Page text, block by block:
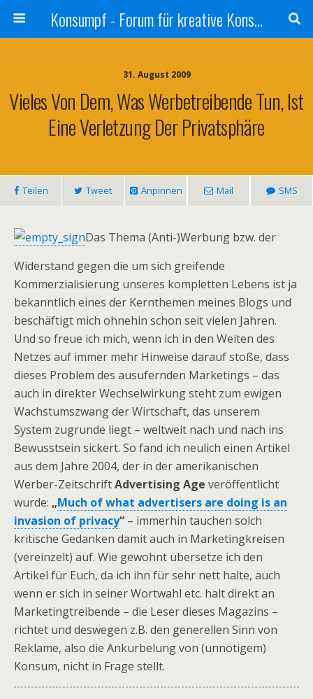
Konsumpf - Forum für kreative Konsumkritik - Culture Jamming, Nachhaltigkeit, Konzernkritik, Adbusting
31. August 2009
Vieles Von Dem, Was Werbetreibende Tun, Ist
Eine Verletzung Der Privatsphäre
Teilen Tweet Anpinnen Mail SMS
Das Thema (Anti-)Werbung bzw. der
Widerstand gegen die um sich greifende
Kommerzialisierung unseres kompletten Lebens ist ja
bekanntlich eines der Kernthemen meines Blogs und
beschäftigt mich ohnehin schon seit vielen Jahren.
Und so freue ich mich, wenn ich in den Weiten des
Netzes auf immer mehr Hinweise darauf stoße, dass
dieses Problem des ausufernden Marketings – das
auch in direkter Wechselwirkung steht zum ewigen
Wachstumszwang der Wirtschaft, das unserem
System zugrunde liegt – weltweit nach und nach ins
Bewusstsein sickert. So fand ich neulich einen Artikel
aus dem Jahre 2004, der in der amerikanischen
Werber-ZeitschriftAdvertising Age veröffentlicht
wurde: „Much of what advertisers are doing is an
invasion of privacy“ – immerhin tauchen solch
kritische Gedanken damit auch in Marketingkreisen
(vereinzelt) auf. Wie gewohnt übersetze ich den
Artikel für Euch, da ich ihn für sehr nett halte, auch
wenn er sich in seiner Wortwahl etc. halt direkt an
Marketingtreibende – die Leser dieses Magazins –
richtet und deswegen z.B. den generellen Sinn von
Reklame, also die Ankurbelung von (unnötigem)
Konsum, nicht in Frage stellt.